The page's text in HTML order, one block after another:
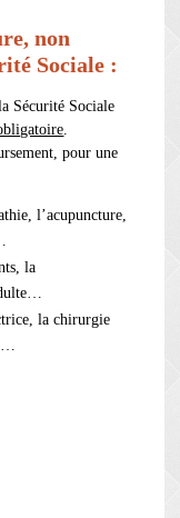
non
Sociale :
Sécurité Sociale
.
pour une
l’acupuncture,
la
la chirurgie